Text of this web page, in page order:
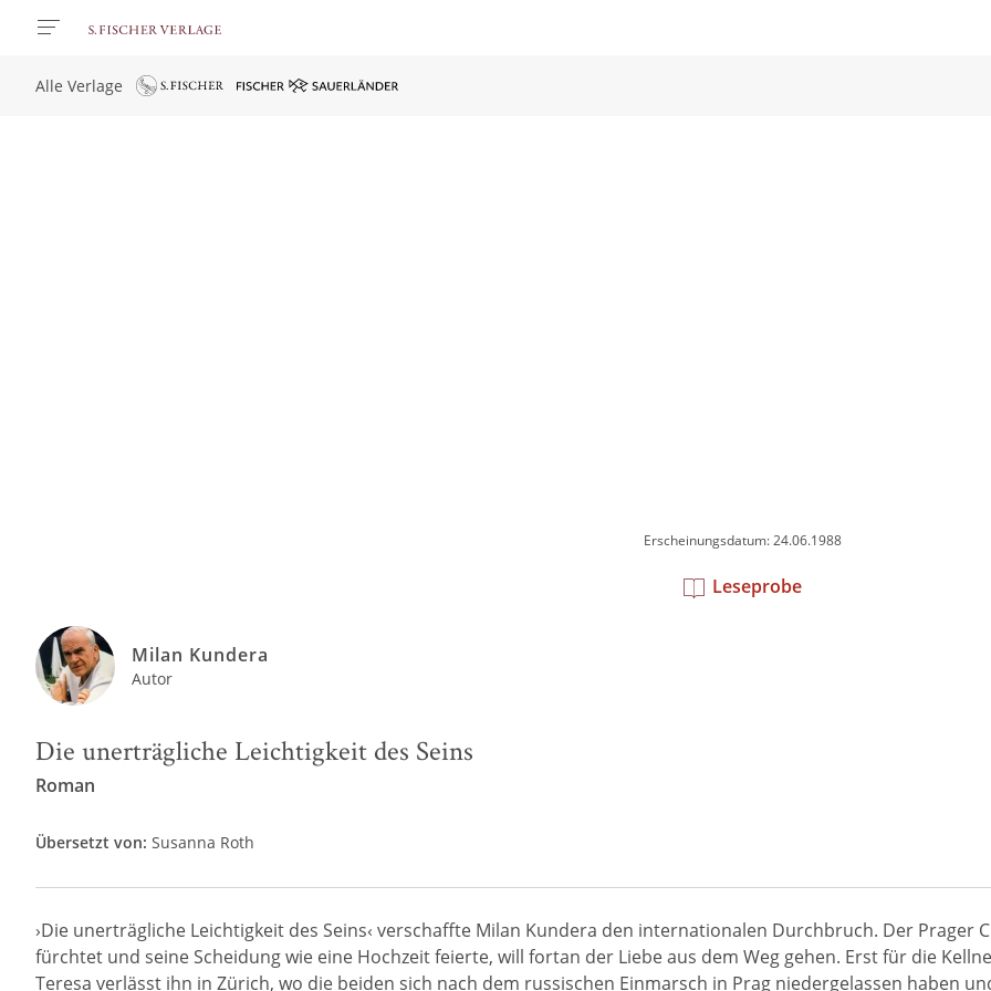
Alle Verlage
Erscheinungsdatum: 24.06.1988
Leseprobe
Milan Kundera
Autor
Die unerträgliche Leichtigkeit des Seins
Roman
Übersetzt von: Susanna Roth
›Die unerträgliche Leichtigkeit des Seins‹ verschaffte Milan Kundera den internationalen Durchbruch. Der Prager
fürchtet und seine Scheidung wie eine Hochzeit feierte, will fortan der Liebe aus dem Weg gehen. Erst für die
Teresa verlässt ihn in Zürich, wo die beiden sich nach dem russischen Einmarsch in Prag niedergelassen haben